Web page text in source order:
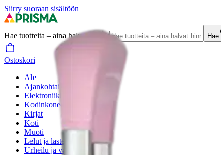
Siirry suoraan sisältöön
Hae tuotteita – aina halvat hinnat Hae
Ostoskori
Ale
Ajankohtaista
Elektroniikka
Kodinkoneet
Kirjat
Koti
Muoti
Lelut ja lastentarvikkeet
Urheilu ja vapaa-aika